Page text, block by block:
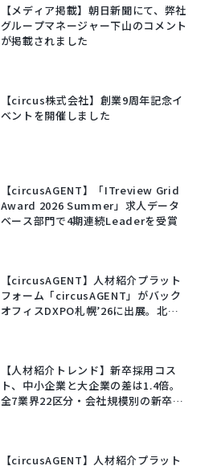
【メディア掲載】朝日新聞にて、弊社
グループマネージャー下山のコメント
が掲載されました
【circus株式会社】創業9周年記念イ
ベントを開催しました
【circusAGENT】「ITreview Grid
Award 2026 Summer」求人データ
ベース部門で4期連続Leaderを受賞
【circusAGENT】人材紹介プラット
フォーム「circusAGENT」がバック
オフィスDXPO札幌’26に出展。北海
【人材紹介トレンド】新卒採用コス
ト、中小企業と大企業の差は1.4倍。
全7業界22区分・会社規模別の新卒採
【circusAGENT】人材紹介プラット